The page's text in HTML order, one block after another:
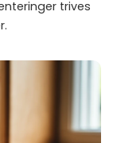
trives